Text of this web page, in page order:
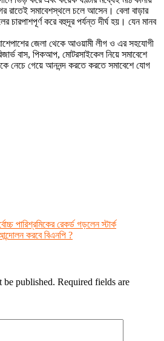
রাতেই সমাবেশস্থলে চলে আসেন। বেলা বাড়ার
চারপাশপূর্ণ করে বহুদূর পর্যন্ত দীর্ঘ হয়। যেন মানব
জেলা থেকে আওয়ামী লীগ ও এর সহযোগী
বাস, পিকআপ, মোটরসাইকেল নিয়ে সমাবেশে
নেচে গেয়ে আননন্দ করতে করতে সমাবেশে যোগ
পারিশ্রমিকের রেকর্ড গড়লেন স্টার্ক
করবে বিএনপি ?
be published. Required fields are